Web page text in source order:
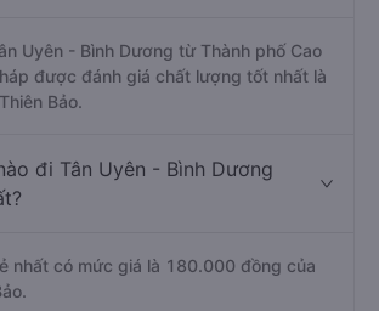
Uyên - Bình Dương từ Thành phố Cao
được đánh giá chất lượng tốt nhất là
Bảo.
đi Tân Uyên - Bình Dương
nhất có mức giá là 180.000 đồng của